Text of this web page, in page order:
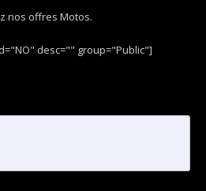
nos offres Motos.
desc="" group="Public"]